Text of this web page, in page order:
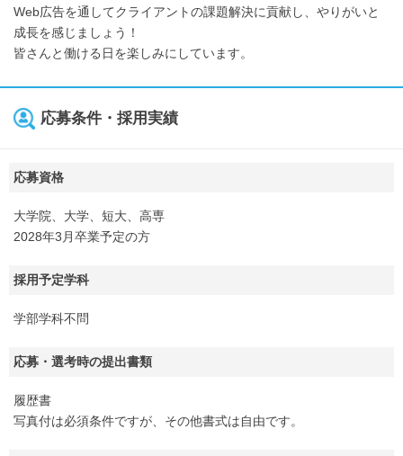
Web広告を通してクライアントの課題解決に貢献し、やりがいと
成長を感じましょう！
皆さんと働ける日を楽しみにしています。
応募条件・採用実績
応募資格
大学院、大学、短大、高専
2028年3月卒業予定の方
採用予定学科
学部学科不問
応募・選考時の提出書類
履歴書
写真付は必須条件ですが、その他書式は自由です。